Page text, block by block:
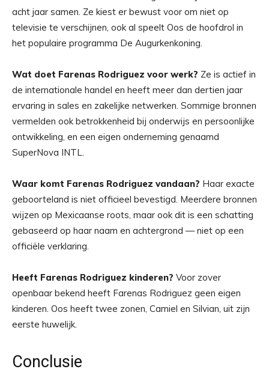
acht jaar samen. Ze kiest er bewust voor om niet op
televisie te verschijnen, ook al speelt Oos de hoofdrol in
het populaire programma De Augurkenkoning.
Wat doet Farenas Rodriguez voor werk? Ze is actief in
de internationale handel en heeft meer dan dertien jaar
ervaring in sales en zakelijke netwerken. Sommige bronnen
vermelden ook betrokkenheid bij onderwijs en persoonlijke
ontwikkeling, en een eigen onderneming genaamd
SuperNova INTL.
Waar komt Farenas Rodriguez vandaan? Haar exacte
geboorteland is niet officieel bevestigd. Meerdere bronnen
wijzen op Mexicaanse roots, maar ook dit is een schatting
gebaseerd op haar naam en achtergrond — niet op een
officiële verklaring.
Heeft Farenas Rodriguez kinderen? Voor zover
openbaar bekend heeft Farenas Rodriguez geen eigen
kinderen. Oos heeft twee zonen, Camiel en Silvian, uit zijn
eerste huwelijk.
Conclusie